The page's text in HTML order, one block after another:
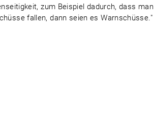
zum Beispiel dadurch, dass man
fallen, dann seien es Warnschüsse."